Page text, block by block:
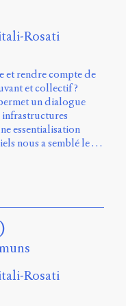
Rosati
et rendre compte de
et collectif ?
un dialogue
infrastructures
essentialisation
nous a semblé le …
Rosati